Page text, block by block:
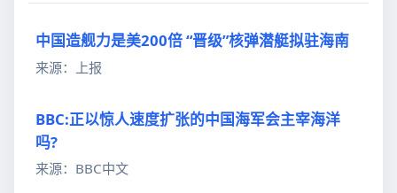
中国造舰力是美200倍 “晋级”核弹潜艇拟驻海南
来源：上报
BBC:正以惊人速度扩张的中国海军会主宰海洋
吗?
来源：BBC中文